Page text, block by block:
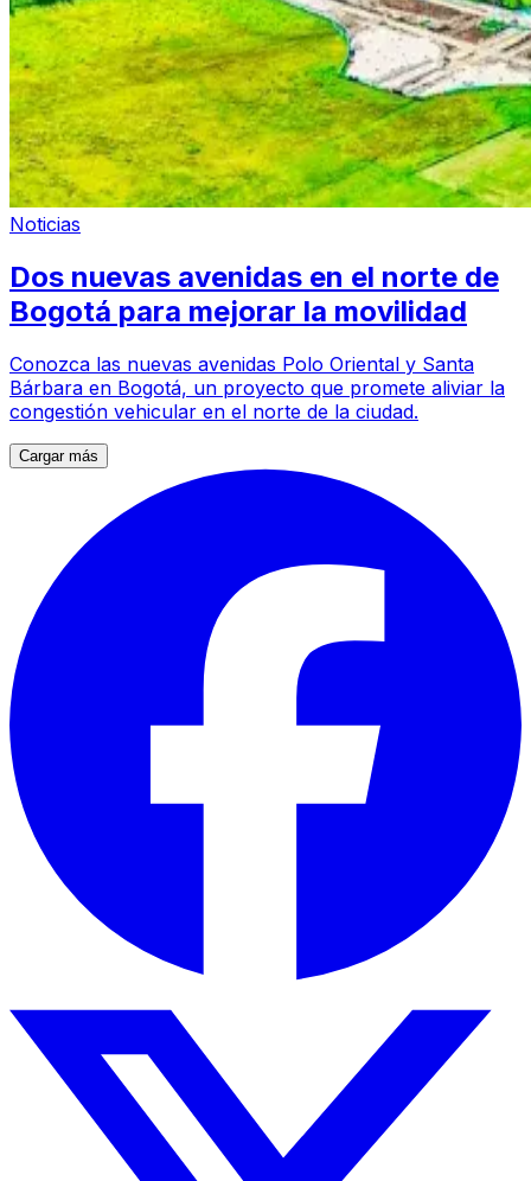
Noticias
Dos nuevas avenidas en el norte de
Bogotá para mejorar la movilidad
Conozca las nuevas avenidas Polo Oriental y Santa
Bárbara en Bogotá, un proyecto que promete aliviar la
congestión vehicular en el norte de la ciudad.
Cargar más